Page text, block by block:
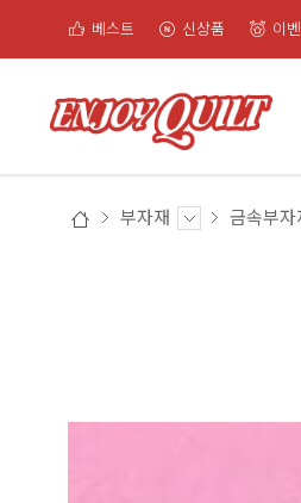
베스트 신상품 이
부자재 금속부자